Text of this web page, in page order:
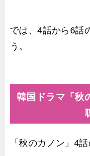
では、4話から6話
う。
韓国ドラマ「秋
「秋のカノン」4